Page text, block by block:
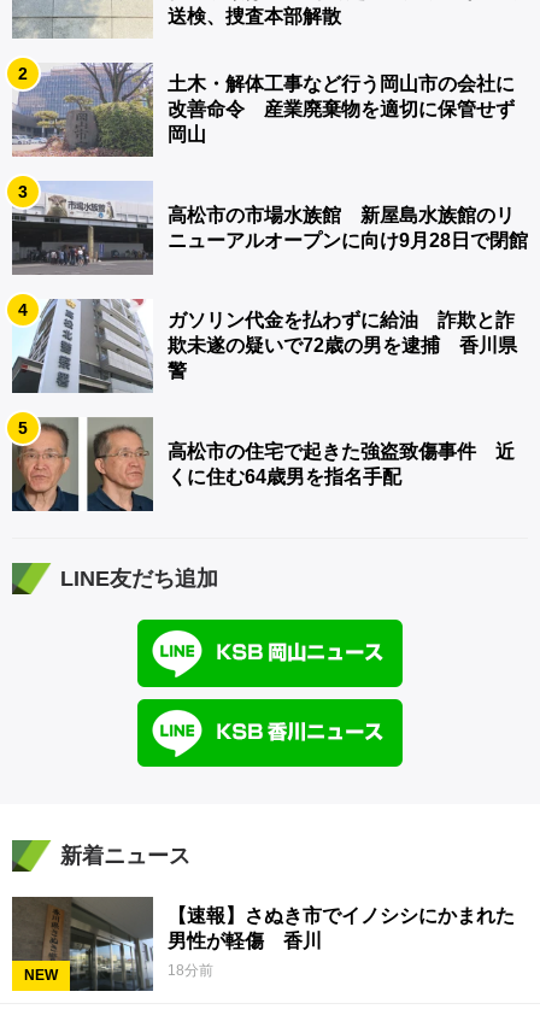
送検、捜査本部解散
2
土木・解体工事など行う岡山市の会社に
改善命令 産業廃棄物を適切に保管せず
岡山
3
高松市の市場水族館 新屋島水族館のリ
ニューアルオープンに向け9月28日で閉館
4
ガソリン代金を払わずに給油 詐欺と詐
欺未遂の疑いで72歳の男を逮捕 香川県
警
5
高松市の住宅で起きた強盗致傷事件 近
くに住む64歳男を指名手配
LINE友だち追加
新着ニュース
NEW
【速報】さぬき市でイノシシにかまれた
男性が軽傷 香川
18分前